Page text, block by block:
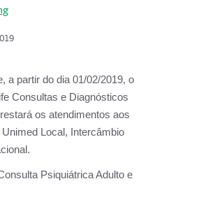
a partir do dia 01/02/2019, o
Consultas e Diagnósticos
os atendimentos aos
Unimed Local, Intercâmbio
Psiquiátrica Adulto e